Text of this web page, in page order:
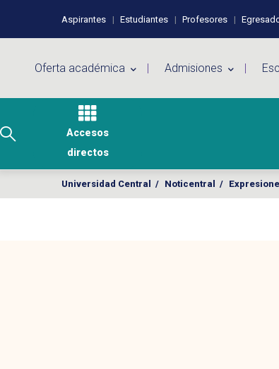
Perfiles de usuario
Aspirantes Estudiantes Profesores
Oferta académica Admisiones
Accesos
directos
Universidad Central / Noticentral /